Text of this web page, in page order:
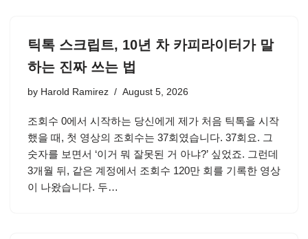
틱톡 스크립트, 10년 차 카피라이터가 말
하는 진짜 쓰는 법
by Harold Ramirez August 5, 2026
조회수 0에서 시작하는 당신에게 제가 처음 틱톡을 시작
했을 때, 첫 영상의 조회수는 37회였습니다. 37회요. 그
숫자를 보면서 ‘이거 뭐 잘못된 거 아냐?’ 싶었죠. 그런데
3개월 뒤, 같은 계정에서 조회수 120만 회를 기록한 영상
이 나왔습니다. 두…